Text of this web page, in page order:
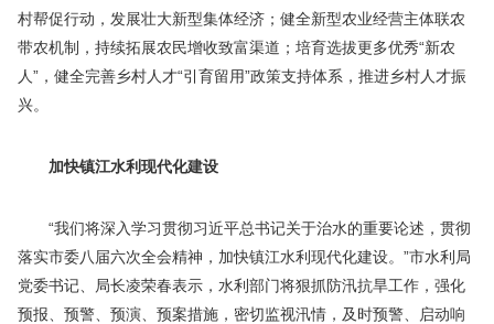
村帮促行动，发展壮大新型集体经济；健全新型农业经营主体联农
带农机制，持续拓展农民增收致富渠道；培育选拔更多优秀“新农
人”，健全完善乡村人才“引育留用”政策支持体系，推进乡村人才振
兴。
加快镇江水利现代化建设
“我们将深入学习贯彻习近平总书记关于治水的重要论述，贯彻
落实市委八届六次全会精神，加快镇江水利现代化建设。”市水利局
党委书记、局长凌荣春表示，水利部门将狠抓防汛抗旱工作，强化
预报、预警、预演、预案措施，密切监视汛情，及时预警、启动响